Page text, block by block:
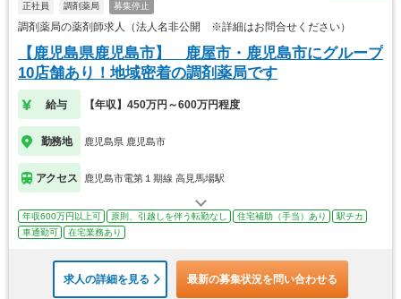
正社員 調剤薬局 募集停止
調剤薬局の薬剤師求人（法人名非公開 ※詳細はお問合せください）
【鹿児島県鹿児島市】 鹿屋市・鹿児島市にグループ
10店舗あり！地域密着の調剤薬局です
給与 【年収】450万円～600万円程度
勤務地 鹿児島県 鹿児島市
アクセス 鹿児島市電第１期線 高見馬場駅
年収600万円以上可 原則、引越しを伴う転勤なし 住宅補助（手当）あり
駅チカ
車通勤可
在宅業務あり
求人の詳細を見る 最新の募集状況を問い合わせる